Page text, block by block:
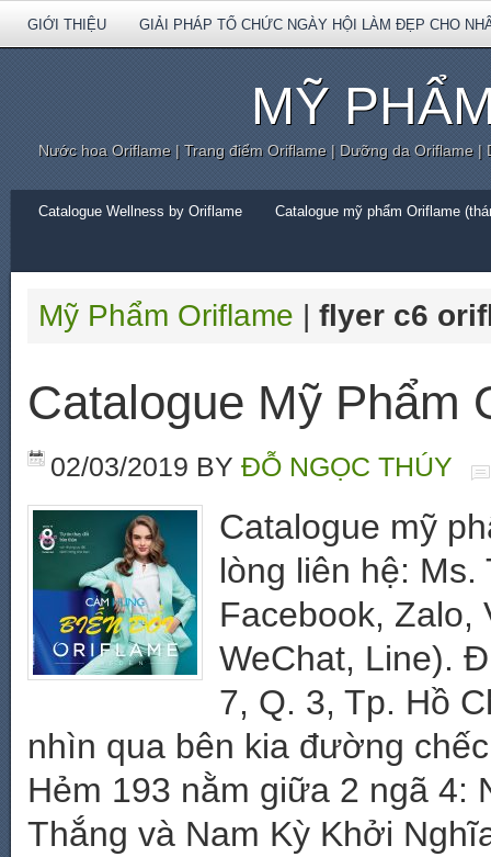
GIỚI THIỆU GIẢI PHÁP TỔ CHỨC NGÀY HỘI LÀM ĐẸP CHO
MỸ
Nước hoa Oriflame | Trang điểm Oriflame | Dưỡng da Oriflame
Catalogue Wellness by Oriflame Catalogue mỹ phẩm Oriflame
Mỹ Phẩm Oriflame | flyer c6
Catalogue Mỹ Phẩm
02/03/2019 BY ĐỖ NGỌC THÚY
Catalogue mỹ
lòng liên hệ: Ms.
Facebook, Zalo,
WeChat, Line).
7, Q. 3, Tp. Hồ
nhìn qua bên kia đường
Hẻm 193 nằm giữa 2 ngã 4:
Thắng và Nam Kỳ Khởi